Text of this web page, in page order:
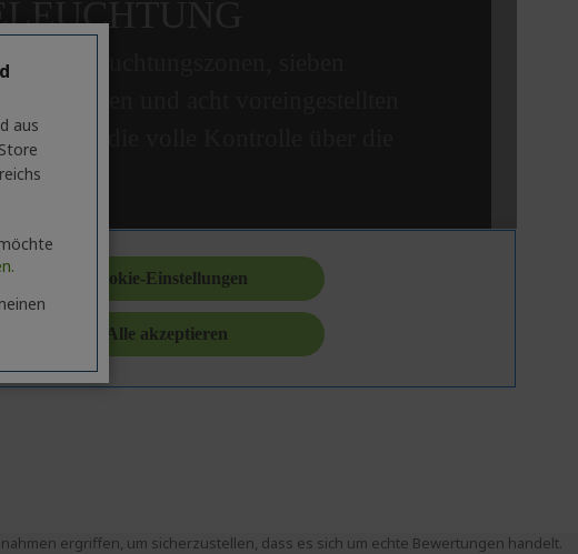
ergriffen, um sicherzustellen, dass es sich um echte Bewertungen handelt.
aus